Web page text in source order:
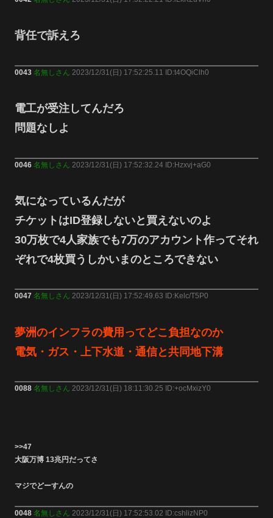
背任で訴えろ
0043 名無しさん 2023/12/31(日) 17:52:25.11 ID:t4OQiClh0
電工が受注してんだろ
問題なしよ
0046 名無しさん 2023/12/31(日) 17:52:32.24 ID:Hzxvj+aG0
気になっているんだが
チケットはID登録しないと買えないのよ
30万枚で4人家族でも7万のアカウント作ってそれ
ぞれで4枚買うしかいまのところできない
0047 名無しさん 2023/12/31(日) 17:52:49.63 ID:Kelc/T5P0
夢洲のインフラの費用ってどこ負担なのか
電気・ガス・上下水道・通信と共同地下溝
0088 名無しさん 2023/12/31(日) 18:11:30.25 ID:+ocMxizY0
>>47
大阪万博 13兆円だってさ
マジでどーすんの
0048 名無しさん 2023/12/31(日) 17:52:53.02 ID:cshlizNP0